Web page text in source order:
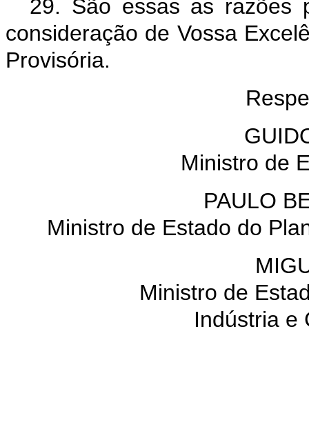
29. São essas as razões
consideração de Vossa
Provisória.
Ministro de
PAULO
Ministro de Estado do
Ministro de
Indústria e